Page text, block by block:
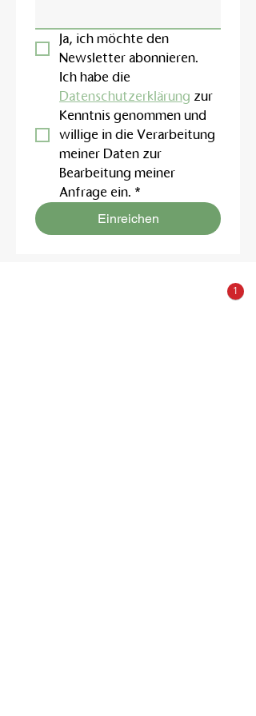
Ja, ich möchte den
Newsletter abonnieren.
Datenschutzerklärung zur
Kenntnis genommen und
willige in die Verarbeitung
meiner Daten zur
Bearbeitung meiner
Anfrage ein. *
Einreichen
1